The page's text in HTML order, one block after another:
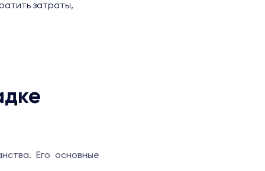
затраты,
Его основные